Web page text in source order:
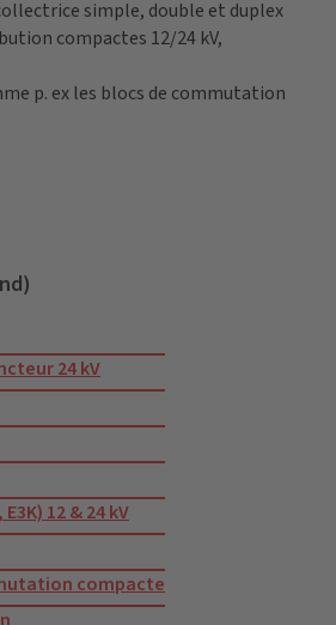
simple, double et duplex
compactes 12/24 kV,
p. ex les blocs de commutation
24 kV
12 & 24 kV
compacte